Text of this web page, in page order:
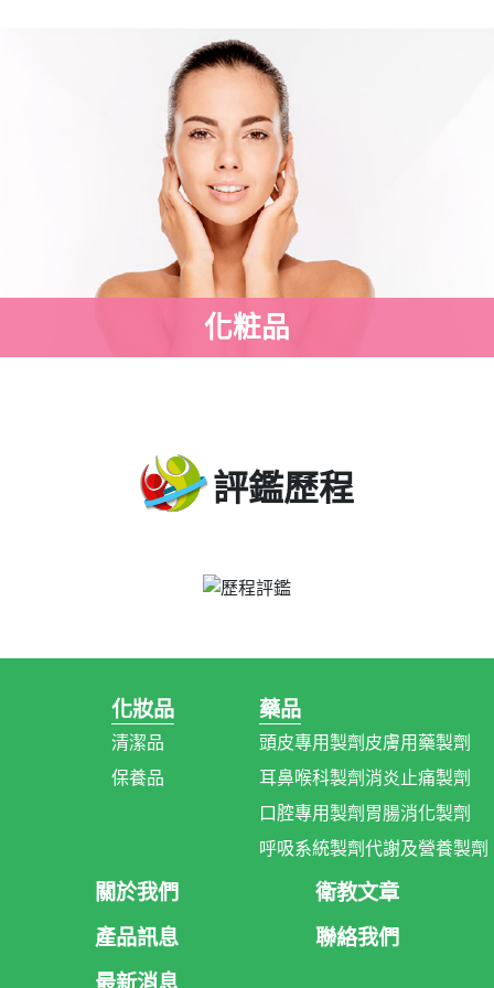
化粧品
評鑑歷程
化妝品
清潔品
保養品
藥品
頭皮專用製劑
耳鼻喉科製劑
口腔專用製劑
呼吸系統製劑
皮膚用藥製劑
消炎止痛製劑
胃腸消化製劑
代謝及營養製劑
關於我們
產品訊息
最新消息
衛教文章
聯絡我們